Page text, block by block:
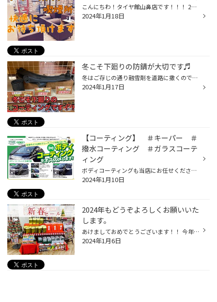
こんにちわ！タイヤ館山鼻店です！！！ 2024年になってから初めての更新のほっしーです！今年もよろしくお願いします(^^♪ 今日は当店で作業をお待ちしていただくスペースもありますので軽く紹介を！！ 当店ではオイル交換やタイヤ交換はもちろんその他作業も受け付けてはいますが その間にどうして...
2024年1月18日
冬こそ下廻りの防錆が大切です♬
冬はご存じの通り融雪剤を道路に撒くので下廻りやマフラーが錆びてしまいますそんな時は下廻りコーティングのウルトアンダーボディーシールがおススメです。 錆びた部分を特殊な液剤でコーティングし錆止めや防音効果などに力を発揮します。 マフラーも錆を放置すると溶接部分から折れてしまう事も...
2024年1月17日
【コーティング】 ＃キーパー ＃
撥水コーティング ＃ガラスコーテ
ィング
ボディコーティングも当店にお任せください☆ 定番の2つのメニューをご紹介いたします！ まずその壱 クリスタルキーパー こちらがやはり価格も低コストで施工ができる 1番人気のコーティングです！！！ 耐久期間はノーメンテナンスで1年間です ↓良いところ並べてみました↓ ・コーティングらしいいい...
2024年1月10日
2024年もどうぞよろしくお願いいた
します。
あけましておめでとうございます！！ 今年もタイヤ館山鼻店をよろしくお願い致します 本日から新春セールを開催しています タイヤがお得に買えるだけではなく、バッテリー、ワイパー オイルなどのメンテナンス品もお得に買えちゃいます＾＾ 期間中ご来店された方には トイレットペーパーとBOXティッ...
2024年1月6日